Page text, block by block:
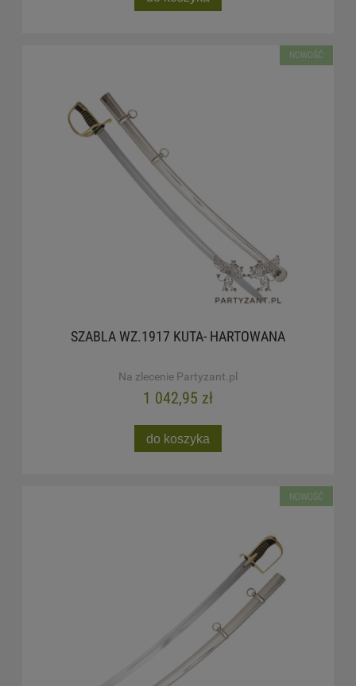
SZABLA WZ.1917 KUTA- HARTOWANA
Na zlecenie Partyzant.pl
1 042,95 zł
do koszyka
NOWOŚĆ
NOWOŚĆ